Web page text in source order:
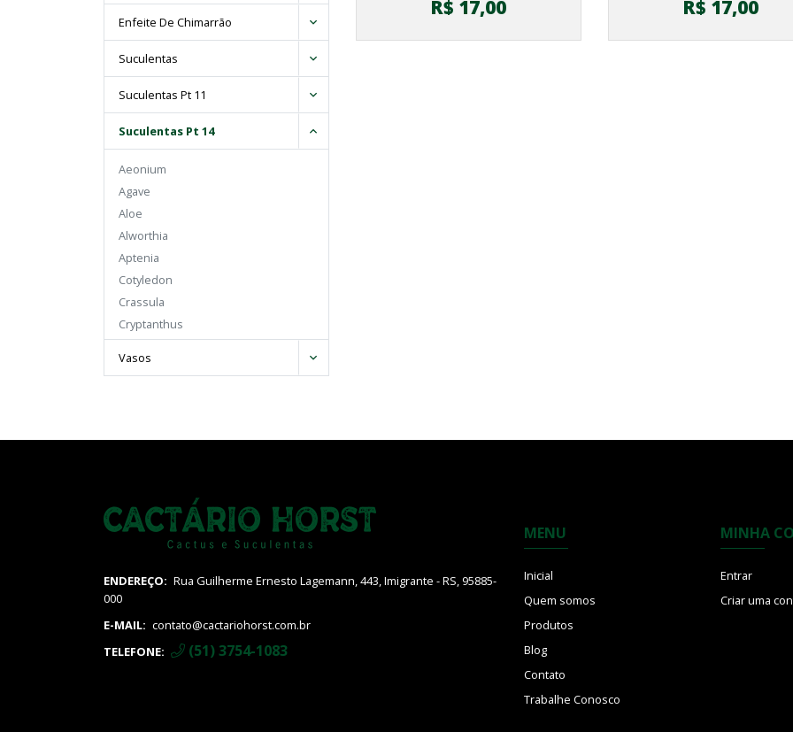
Enfeite De Chimarrão
Suculentas
Suculentas Pt 11
Suculentas Pt 14
Aeonium
Agave
Aloe
Alworthia
Aptenia
Cotyledon
Crassula
Cryptanthus
Graptosedum
Graptoveria
Haworthia
Kleinia
Sansevieria
Sedum
Vasos
R$ 17,00 R$ 17,00
ENDEREÇO: Rua Guilherme Ernesto Lagemann, 443, Imigrante - RS, 95885-
000
E-MAIL: contato@cactariohorst.com.br
TELEFONE:
(51) 3754-1083
MENU
Inicial
Quem somos
Produtos
Blog
Contato
Trabalhe Conosco
MINHA
Entrar
Criar uma